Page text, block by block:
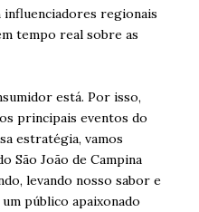
influenciadores regionais
tempo real sobre as
está. Por isso,
principais eventos do
estratégia, vamos
São João de Campina
levando nosso sabor e
público apaixonado